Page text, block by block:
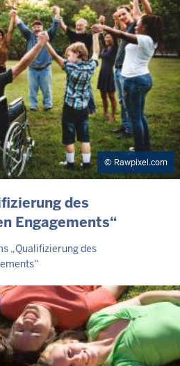
Rawpixel.com
des
Engagements“
„Qualifizierung des